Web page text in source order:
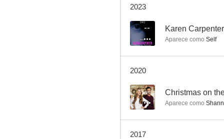
2023
-- Karen
Aparece como Self
2020
-- Christmas on
Aparece como
2017